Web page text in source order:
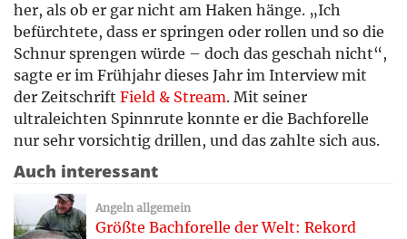
her, als ob er gar nicht am Haken hänge. „Ich
befürchtete, dass er springen oder rollen und so die
Schnur sprengen würde – doch das geschah nicht“,
sagte er im Frühjahr dieses Jahr im Interview mit
der Zeitschrift Field & Stream. Mit seiner
ultraleichten Spinnrute konnte er die Bachforelle
nur sehr vorsichtig drillen, und das zahlte sich aus.
Auch interessant
Angeln allgemein
Größte Bachforelle der Welt: Rekord